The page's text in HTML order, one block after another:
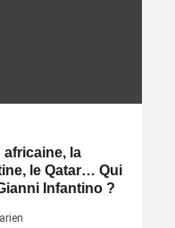
africaine, la
le Qatar… Qui
Infantino ?